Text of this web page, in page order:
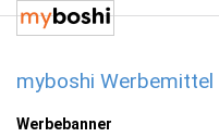
myboshi
Werbebanner